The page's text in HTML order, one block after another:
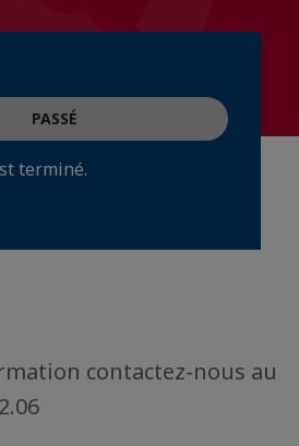
PASSÉ
terminé.
contactez-nous au